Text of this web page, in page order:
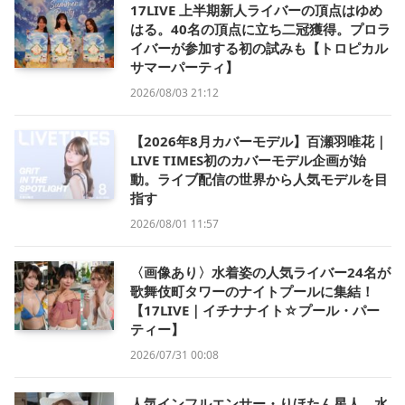
17LIVE 上半期新人ライバーの頂点はゆめ
はる。40名の頂点に立ち二冠獲得。プロラ
イバーが参加する初の試みも【トロピカル
サマーパーティ】
2026/08/03 21:12
【2026年8月カバーモデル】百瀬羽唯花｜
LIVE TIMES初のカバーモデル企画が始
動。ライブ配信の世界から人気モデルを目
指す
2026/08/01 11:57
〈画像あり〉水着姿の人気ライバー24名が
歌舞伎町タワーのナイトプールに集結！
【17LIVE｜イチナナイト☆プール・パー
ティー】
2026/07/31 00:08